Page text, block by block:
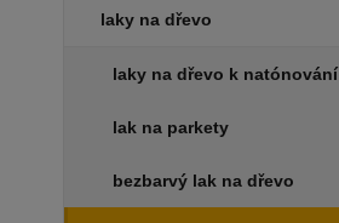
laky na dřevo
laky na dřevo k natónování
lak na parkety
bezbarvý lak na dřevo